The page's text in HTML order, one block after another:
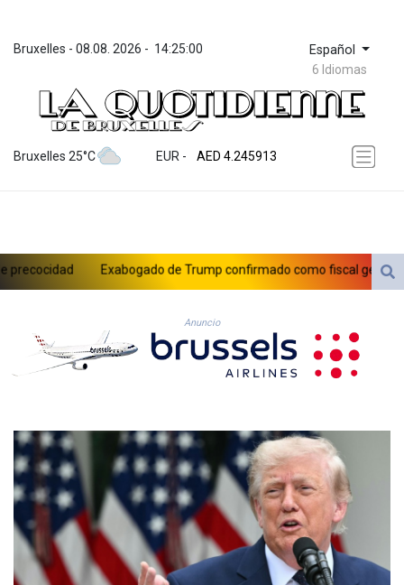
Bruxelles - 08.08. 2026 - 14:25:00 Español
6 Idiomas
Bruxelles 25°C EUR -
ZWL 372.275202
AED 4.245913
AFN 76.887634
ARS 1724.882567
AUD 1.638747
AZN 1.97002
BAM 1.955776
BBD 2.321671
BDT 142.688227
BMD 1.156136
BND 1.477082
BOB 13.69983
BRL 5.876989
BSD 1.152686
BTN 109.688637
BWP 15.558807
BYN 3.432357
Exabogado de Trump confirmado como fiscal general de
Anuncio